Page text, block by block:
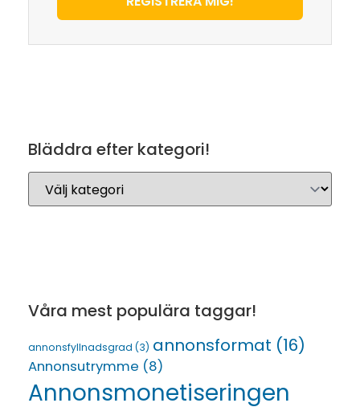
Bläddra efter kategori!
Våra mest populära taggar!
annonsfyllnadsgrad (3) annonsformat (16)
Annonsutrymme (8)
Annonsmonetiseringen